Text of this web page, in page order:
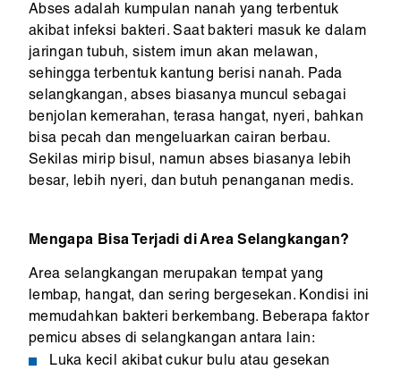
Abses adalah kumpulan nanah yang terbentuk
akibat infeksi bakteri. Saat bakteri masuk ke dalam
jaringan tubuh, sistem imun akan melawan,
sehingga terbentuk kantung berisi nanah. Pada
selangkangan, abses biasanya muncul sebagai
benjolan kemerahan, terasa hangat, nyeri, bahkan
bisa pecah dan mengeluarkan cairan berbau.
Sekilas mirip bisul, namun abses biasanya lebih
besar, lebih nyeri, dan butuh penanganan medis.
Mengapa Bisa Terjadi di Area Selangkangan?
Area selangkangan merupakan tempat yang
lembap, hangat, dan sering bergesekan. Kondisi ini
memudahkan bakteri berkembang. Beberapa faktor
pemicu abses di selangkangan antara lain:
Luka kecil akibat cukur bulu atau gesekan